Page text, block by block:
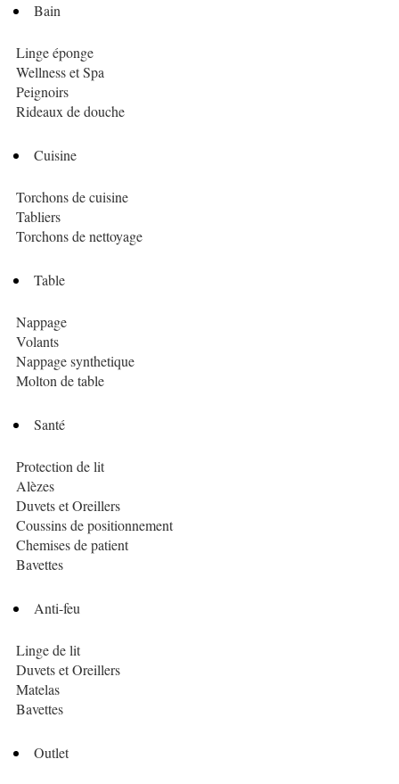
Bain
Linge éponge
Wellness et Spa
Peignoirs
Rideaux de douche
Cuisine
Torchons de cuisine
Tabliers
Torchons de nettoyage
Table
Nappage
Volants
Nappage synthetique
Molton de table
Santé
Protection de lit
Alèzes
Duvets et Oreillers
Coussins de positionnement
Chemises de patient
Bavettes
Anti-feu
Linge de lit
Duvets et Oreillers
Matelas
Bavettes
Outlet